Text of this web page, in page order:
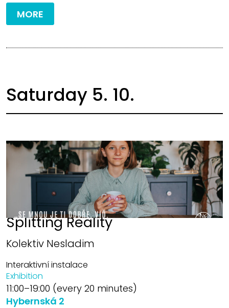
MORE
Saturday 5. 10.
Splitting Reality
Kolektiv Nesladim
Interaktivní instalace
Exhibition
11:00–19:00 (every 20 minutes)
Hybernská 2